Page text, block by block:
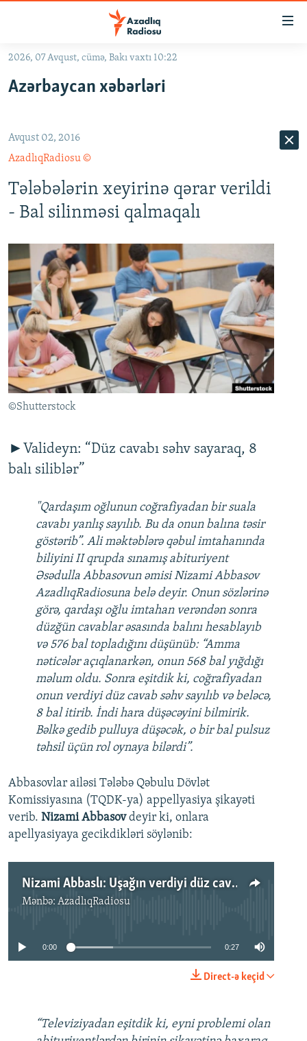
Əsas
qayıt
qayıt
Axtarışa
#ƏSLINDƏ
QANUNI DOĞRU
ARAŞDIRMA
MULTIMEDIA
VIDEO
FOTOQALEREYA
İNFOQRAFIKA
KARIKATURA
RADIO ARXIV
OXU ZALI
AZƏRBAYCAN ƏDƏBIYYATI KITABXANASI
İSLAM VƏ DEMOKRATIYA
İZ - MƏDƏNIYYƏT PROQRAMI
HAQQIMIZDA
MISSIYAMIZ
PEŞƏ ETIKASI VƏ JURNALISTIKA STANDARTLARIMIZ
MATERIALLARIMIZDAN ISTIFADƏ
AZADLIQRADIOSU MOBIL TELEFONUNUZDA
XƏBƏR BÜLLETENLƏRIMIZ
BIZI IZLƏ
RFE/RL-in bütün saytları
2026, 07 Avqust, cümə, Bakı vaxtı 10:22
Azərbaycan xəbərləri
Avqust 02, 2016
AzadlıqRadiosu ©
Tələbələrin xeyirinə qərar verildi
- Bal silinməsi qalmaqalı
©Shutterstock
►Valideyn: “Düz cavabı səhv sayaraq, 8
balı siliblər”
"Qardaşım oğlunun coğrafiyadan bir suala
cavabı yanlış sayılıb. Bu da onun balına təsir
göstərib”. Ali məktəblərə qəbul imtahanında
biliyini II qrupda sınamış abituriyent
Əsədulla Abbasovun əmisi Nizami Abbasov
AzadlıqRadiosuna belə deyir. Onun sözlərinə
görə, qardaşı oğlu imtahan verəndən sonra
düzğün cavablar əsasında balını hesablayıb
və 576 bal topladığını düşünüb: “Amma
nəticələr açıqlanarkən, onun 568 bal yığdığı
məlum oldu. Sonra eşitdik ki, coğrafiyadan
onun verdiyi düz cavab səhv sayılıb və beləcə,
8 bal itirib. İndi hara düşəcəyini bilmirik.
Bəlkə gedib pulluya düşəcək, o bir bal pulsuz
təhsil üçün rol oynaya bilərdi”.
Abbasovlar ailəsi Tələbə Qəbulu Dövlət
Komissiyasına (TQDK-ya) appellyasiya şikayəti
verib. Nizami Abbasovdeyir ki, onlara
apellyasiyaya gecikdikləri söylənib:
Nizami Abbaslı: Uşağın verdiyi düz cavabı səhv sayıblar
Mənbə: AzadlıqRadiosu
No media source currently available
0:00 0:27
Direct-ə keçid
“Televiziyadan eşitdik ki, eyni problemi olan